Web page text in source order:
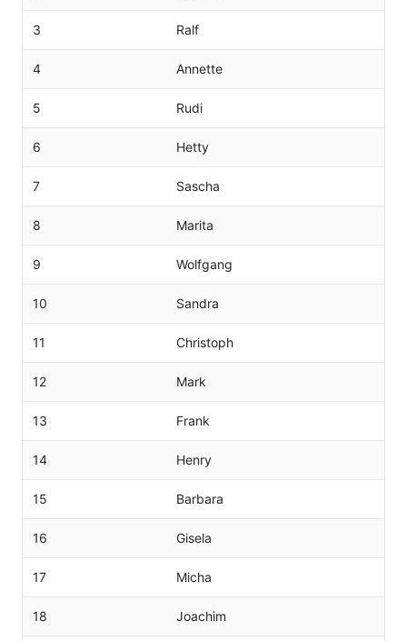
3 Ralf
4 Annette
5 Rudi
6 Hetty
7 Sascha
8 Marita
9 Wolfgang
10 Sandra
11 Christoph
12 Mark
13 Frank
14 Henry
15 Barbara
16 Gisela
17 Micha
18 Joachim